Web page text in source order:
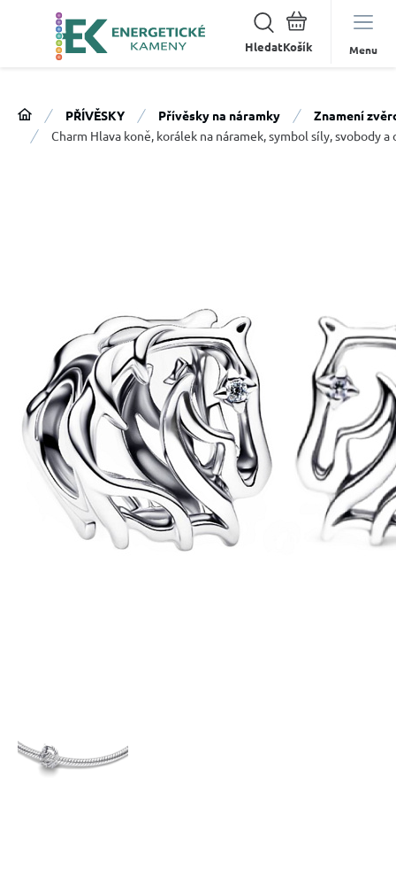
Hledat Menu
PŘÍVĚSKY Přívěsky na náramky
Znamení
Charm Hlava koně, korálek na náramek, symbol síly, svobody a